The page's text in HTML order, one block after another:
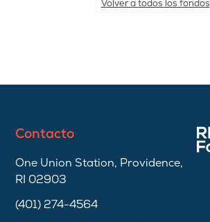
Volver a todos los fondos
Contacto
One Union Station, Providence,
RI 02903
(401) 274-4564